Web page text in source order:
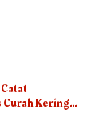
Kering